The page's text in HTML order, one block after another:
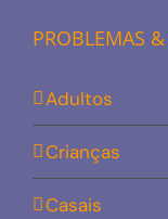
PROBLEMAS
Adultos
Crianças
Casais